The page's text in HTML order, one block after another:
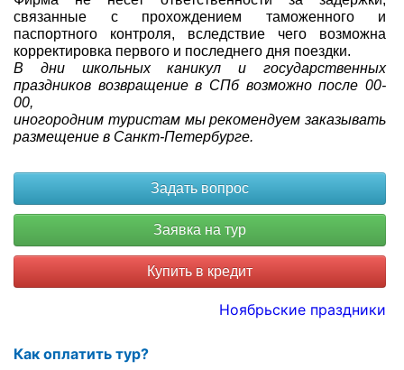
связанные с прохождением таможенного и
паспортного контроля, вследствие чего возможна
корректировка первого и последнего дня поездки.
В дни школьных каникул и государственных
праздников возвращение в СПб возможно после 00-
00,
иногородним туристам мы рекомендуем заказывать
размещение в Санкт-Петербурге.
Купить в кредит
Ноябрьские праздники
Как оплатить тур?